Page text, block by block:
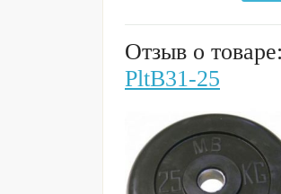
Отзыв о
PltB31-25